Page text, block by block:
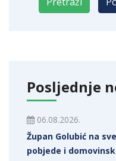
Posljednje
06.08.2026.
Župan Golubić na
pobjede i